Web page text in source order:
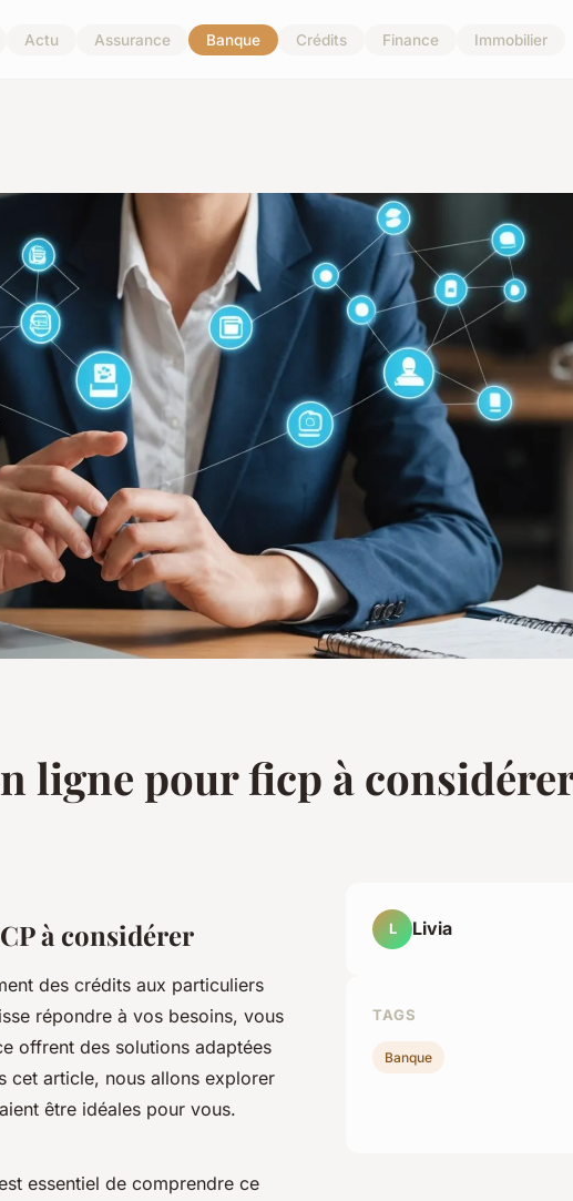
Actu Assurance Banque Crédits Finance Immobilier
ligne pour ficp à
à considérer
des crédits aux particuliers
répondre à vos besoins, vous
offrent des solutions adaptées
cet article, nous allons explorer
être idéales pour vous.
essentiel de comprendre ce
L Livia
TAGS
Banque